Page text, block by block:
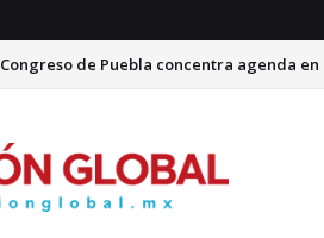
Congreso de Puebla concentra agenda